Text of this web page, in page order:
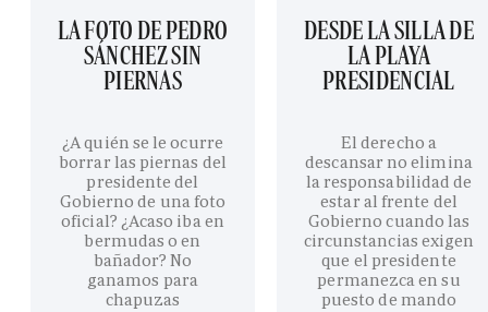
LA FOTO DE PEDRO
SÁNCHEZ SIN
PIERNAS
¿A quién se le ocurre
borrar las piernas del
presidente del
Gobierno de una foto
oficial? ¿Acaso iba en
bermudas o en
bañador? No
ganamos para
chapuzas
DESDE LA SILLA DE
LA PLAYA
PRESIDENCIAL
El derecho a
descansar no elimina
la responsabilidad de
estar al frente del
Gobierno cuando las
circunstancias exigen
que el presidente
permanezca en su
puesto de mando